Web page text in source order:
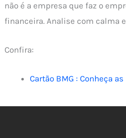
não é a empresa que faz o
financeira. Analise com calma
Confira:
Cartão BMG : Conheça